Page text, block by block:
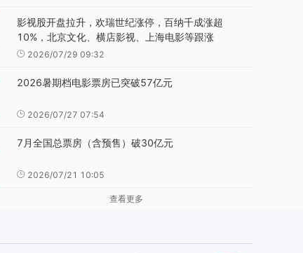
影视股开盘拉升，欢瑞世纪涨停，百纳千成涨超
10%，北京文化、横店影视、上海电影等跟涨
2026/07/29 09:32
2026暑期档电影票房已突破57亿元
2026/07/27 07:54
7月全国总票房（含预售）破30亿元
2026/07/21 10:05
查看更多